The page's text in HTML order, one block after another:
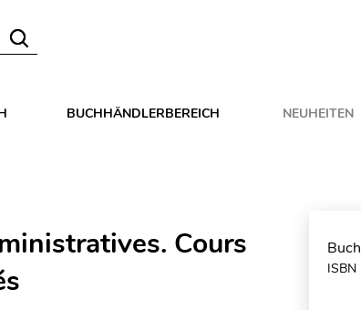
BUCHHÄNDLERBEREICH NEUHEITEN
Cours
Buch
ISBN